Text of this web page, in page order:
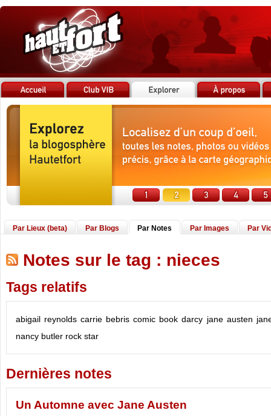
Par Lieux (beta) Par Blogs Par Notes Par Images Par
Notes sur le tag : nieces
Tags relatifs
abigail reynolds carrie bebris comic book darcy jane austen
nancy butler rock star
Dernières notes
Un Automne avec Jane Austen